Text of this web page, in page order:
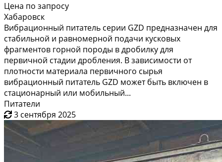
Цена по запросу
Хабаровск
Вибрационный питатель серии GZD предназначен для
стабильной и равномерной подачи кусковых
фрагментов горной породы в дробилку для
первичной стадии дробления. В зависимости от
плотности материала первичного сырья
вибрационный питатель GZD может быть включен в
стационарный или мобильный...
Питатели
3 сентября 2025